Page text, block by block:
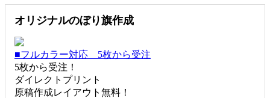
オリジナルのぼり旗作成
■フルカラー対応 5枚から受注
5枚から受注！
ダイレクトプリント
原稿作成レイアウト無料！